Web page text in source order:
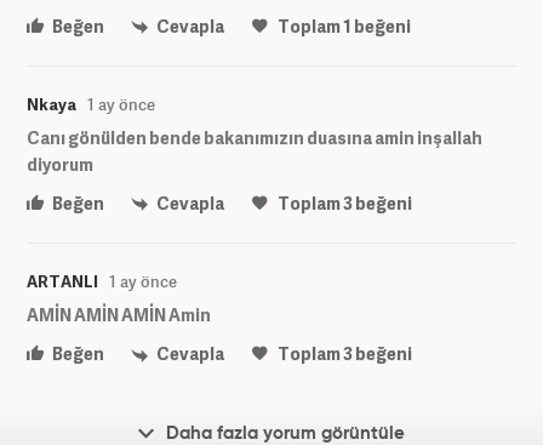
Beğen
Cevapla Toplam1 beğeni
Nkaya 1 ay önce
Canı gönülden bende bakanımızın duasına amin inşallah
diyorum
Beğen
Cevapla Toplam3beğeni
ARTANLI 1 ay önce
AMİN AMİN AMİN Amin
Beğen
Cevapla Toplam3beğeni
Daha fazla yorum görüntüle